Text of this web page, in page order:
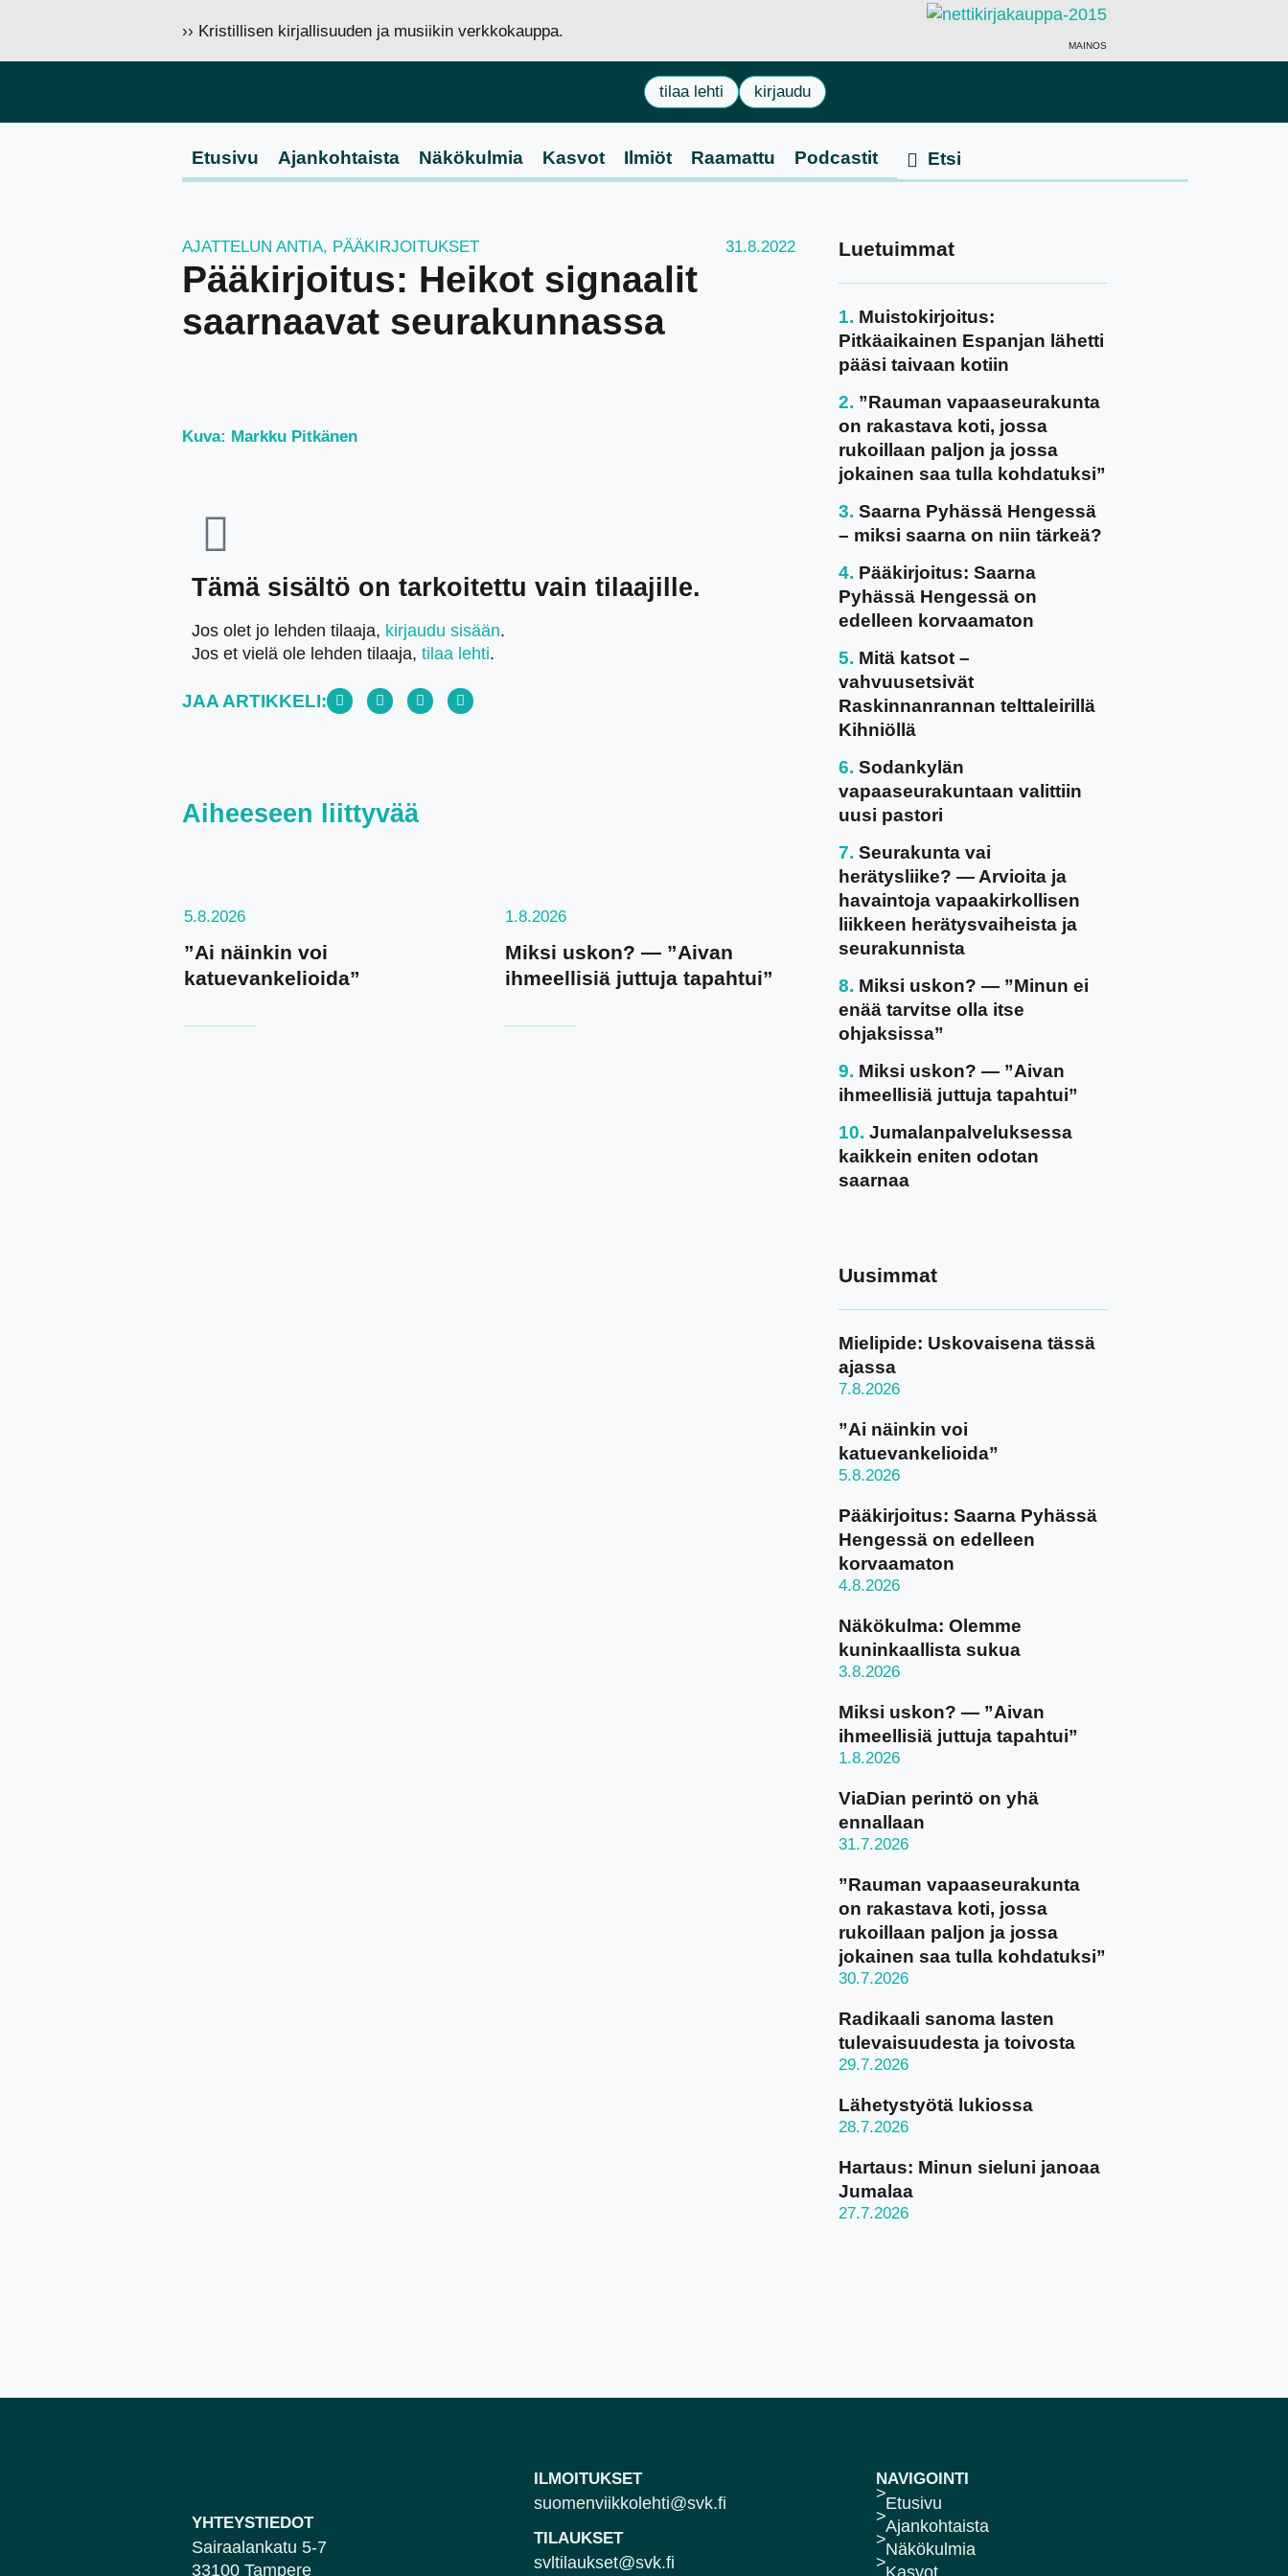
›› Kristillisen kirjallisuuden ja musiikin verkkokauppa.
MAINOS
tilaa lehti kirjaudu
Etusivu Ajankohtaista Näkökulmia Kasvot Ilmiöt Raamattu Podcastit
AJATTELUN ANTIA, PÄÄKIRJOITUKSET 31.8.2022
Pääkirjoitus: Heikot signaalit
saarnaavat seurakunnassa
Kuva: Markku Pitkänen
Tämä sisältö on tarkoitettu vain tilaajille.
Jos olet jo lehden tilaaja, kirjaudu sisään.
Jos et vielä ole lehden tilaaja, tilaa lehti.
JAA ARTIKKELI:
Aiheeseen liittyvää
5.8.2026
”Ai näinkin voi
katuevankelioida”
1.8.2026
Miksi uskon? — ”Aivan
ihmeellisiä juttuja tapahtui”
Luetuimmat
Muistokirjoitus:
Pitkäaikainen Espanjan lähetti
pääsi taivaan kotiin
”Rauman vapaaseurakunta
on rakastava koti, jossa
rukoillaan paljon ja jossa
jokainen saa tulla kohdatuksi”
Saarna Pyhässä Hengessä
– miksi saarna on niin tärkeä?
Pääkirjoitus: Saarna
Pyhässä Hengessä on
edelleen korvaamaton
Mitä katsot –
vahvuusetsivät
Raskinnanrannan telttaleirillä
Kihniöllä
Sodankylän
vapaaseurakuntaan valittiin
uusi pastori
Seurakunta vai
herätysliike? — Arvioita ja
havaintoja vapaakirkollisen
liikkeen herätysvaiheista ja
seurakunnista
Miksi uskon? — ”Minun ei
enää tarvitse olla itse
ohjaksissa”
Miksi uskon? — ”Aivan
ihmeellisiä juttuja tapahtui”
Jumalanpalveluksessa
kaikkein eniten odotan
saarnaa
Uusimmat
Mielipide: Uskovaisena tässä
ajassa
7.8.2026
”Ai näinkin voi
katuevankelioida”
5.8.2026
Pääkirjoitus: Saarna Pyhässä
Hengessä on edelleen
korvaamaton
4.8.2026
Näkökulma: Olemme
kuninkaallista sukua
3.8.2026
Miksi uskon? — ”Aivan
ihmeellisiä juttuja tapahtui”
1.8.2026
ViaDian perintö on yhä
ennallaan
31.7.2026
”Rauman vapaaseurakunta
on rakastava koti, jossa
rukoillaan paljon ja jossa
jokainen saa tulla kohdatuksi”
30.7.2026
Radikaali sanoma lasten
tulevaisuudesta ja toivosta
29.7.2026
Lähetystyötä lukiossa
28.7.2026
Hartaus: Minun sieluni janoaa
Jumalaa
27.7.2026
YHTEYSTIEDOT
Sairaalankatu 5-7
33100 Tampere
ILMOITUKSET
suomenviikkolehti@svk.fi
TILAUKSET
svltilaukset@svk.fi
NAVIGOINTI
Etusivu
Ajankohtaista
Näkökulmia
Kasvot